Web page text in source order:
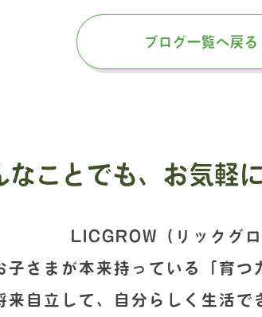
ブログ一覧へ戻る
なことでも、 お気軽
LICGROW（リックグロ
子さまが本来持っている「育つ
来自立して、自分らしく生活で